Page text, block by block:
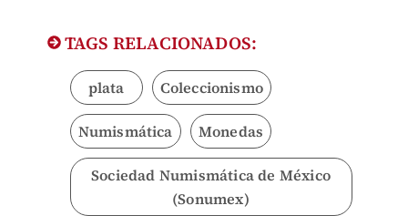
TAGS RELACIONADOS:
plata Coleccionismo
Numismática Monedas
Sociedad Numismática de México
(Sonumex)